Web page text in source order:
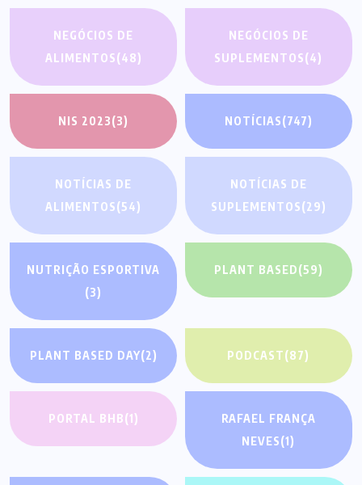
NEGÓCIOS DE
ALIMENTOS(48)
NEGÓCIOS DE
SUPLEMENTOS(4)
NIS 2023(3) NOTÍCIAS(747)
NOTÍCIAS DE
ALIMENTOS(54)
NOTÍCIAS DE
SUPLEMENTOS(29)
NUTRIÇÃO ESPORTIVA
(3)
PLANT BASED(59)
PLANT BASED DAY(2) PODCAST(87)
PORTAL BHB(1)
RAFAEL FRANÇA
NEVES(1)